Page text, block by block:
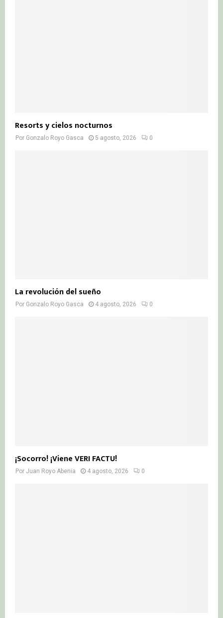
Resorts y cielos nocturnos
Por Gonzalo Royo Gasca 5 agosto, 2026 0
La revolución del sueño
Por Gonzalo Royo Gasca 4 agosto, 2026 0
¡Socorro! ¡Viene VERI FACTU!
Por Juan Royo Abenia 4 agosto, 2026 0